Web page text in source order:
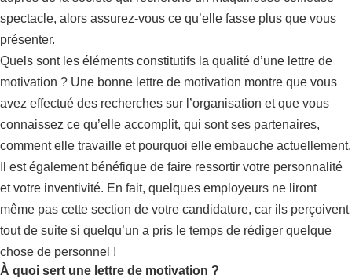
spectacle, alors assurez-vous ce qu’elle fasse plus que vous
présenter.
Quels sont les éléments constitutifs la qualité d’une lettre de
motivation ? Une bonne lettre de motivation montre que vous
avez effectué des recherches sur l’organisation et que vous
connaissez ce qu’elle accomplit, qui sont ses partenaires,
comment elle travaille et pourquoi elle embauche actuellement.
Il est également bénéfique de faire ressortir votre personnalité
et votre inventivité. En fait, quelques employeurs ne liront
même pas cette section de votre candidature, car ils perçoivent
tout de suite si quelqu’un a pris le temps de rédiger quelque
chose de personnel !
À quoi sert une lettre de motivation ?